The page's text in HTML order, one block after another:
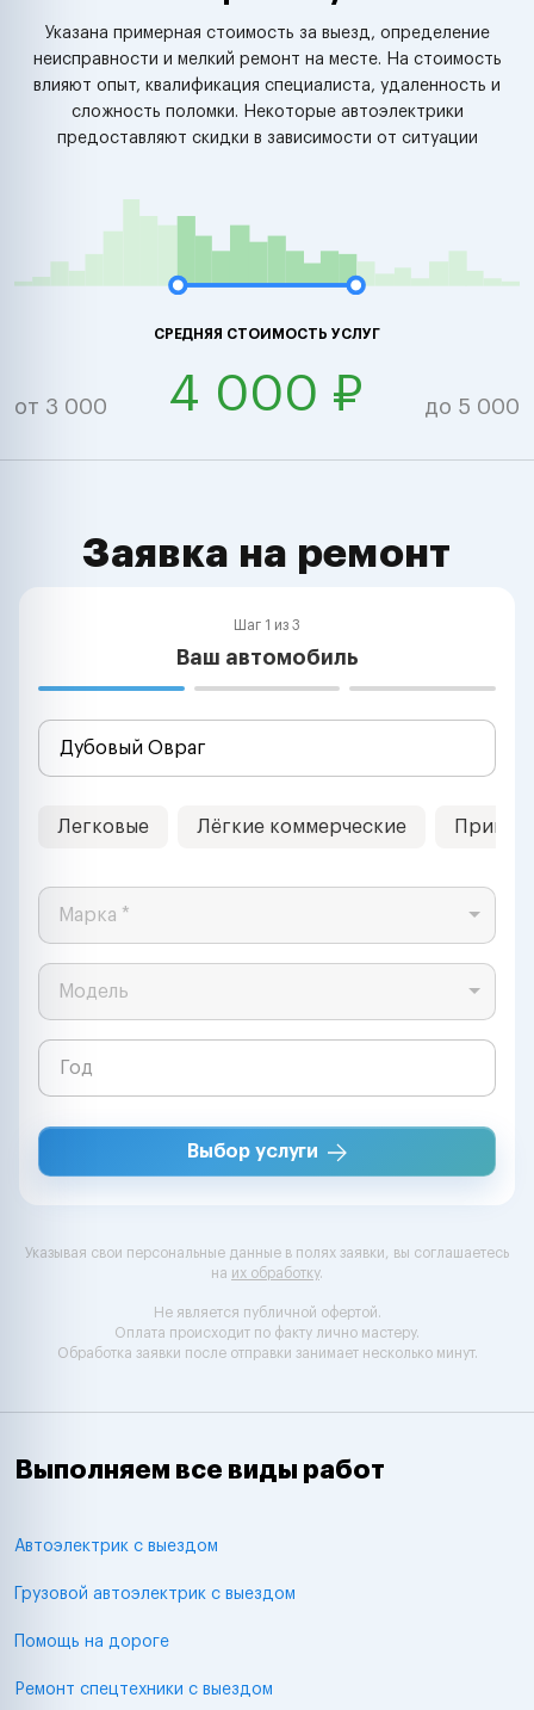
Указана примерная стоимость за выезд, определение
неисправности и мелкий ремонт на месте. На стоимость
влияют опыт, квалификация специалиста, удаленность и
сложность поломки. Некоторые автоэлектрики
предоставляют скидки в зависимости от ситуации
СРЕДНЯЯ СТОИМОСТЬ УСЛУГ
от 3 000 4 000 ₽ до 5 000
Заявка на ремонт
Шаг 1 из 3
Ваш автомобиль
Легковые Лёгкие коммерческие
Марка *
Модель
Выбор услуги
Указывая свои персональные данные в полях заявки, вы соглашаетесь
на их обработку.
Не является публичной офертой.
Оплата происходит по факту лично мастеру.
Обработка заявки после отправки занимает несколько минут.
Выполняем все виды работ
Автоэлектрик с выездом
Грузовой автоэлектрик с выездом
Помощь на дороге
Ремонт спецтехники с выездом